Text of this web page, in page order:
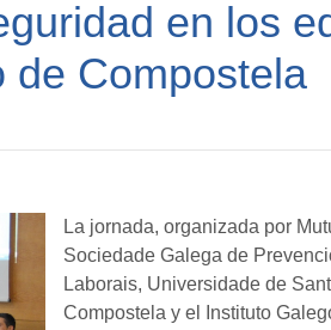
en los
de Compostela
La jornada, organizada por
Sociedade Galega de
Laborais, Universidade de
Compostela y el Instituto